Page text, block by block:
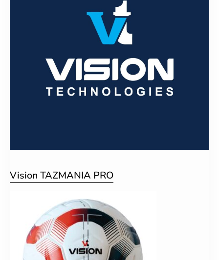
Vision TAZMANIA PRO